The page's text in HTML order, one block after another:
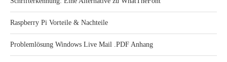
Raspberry Pi Vorteile & Nachteile
Problemlösung Windows Live Mail .PDF Anhang